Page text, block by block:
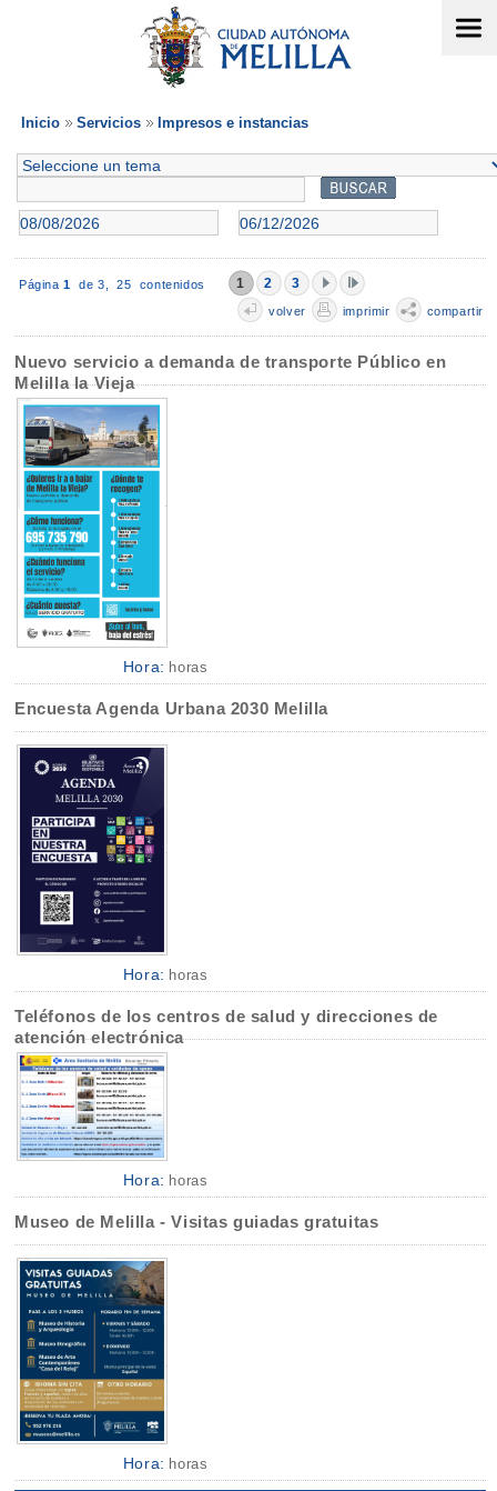
Inicio Servicios Impresos e instancias
Página 1 de 3,25 contenidos 1 2 3
volver imprimir compartir
Nuevo servicio a demanda de transporte Público en
Melilla la Vieja
Hora: horas
Encuesta Agenda Urbana 2030 Melilla
Hora: horas
Teléfonos de los centros de salud y direcciones de
atención electrónica
Hora: horas
Museo de Melilla - Visitas guiadas gratuitas
Hora: horas